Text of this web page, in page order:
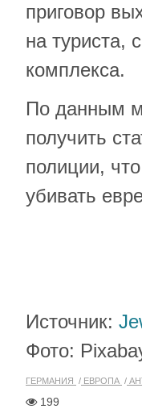
приговор
на туриста,
комплекса.
По данным
получить
полиции,
убивать
Источник:
Фото:
ГЕРМАНИЯ ЕВРОПА
199